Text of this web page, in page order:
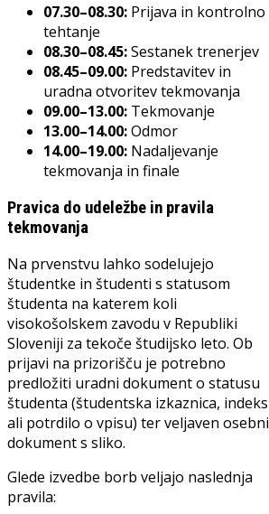
07.30–08.30: Prijava in kontrolno
tehtanje
08.30–08.45:Sestanek trenerjev
08.45–09.00: Predstavitev in
uradna otvoritev tekmovanja
09.00–13.00: Tekmovanje
13.00–14.00:Odmor
14.00–19.00: Nadaljevanje
tekmovanja in finale
Pravica do udeležbe in pravila
tekmovanja
Na prvenstvu lahko sodelujejo
študentke in študenti s statusom
študenta na katerem koli
visokošolskem zavodu v Republiki
Sloveniji za tekoče študijsko leto. Ob
prijavi na prizorišču je potrebno
predložiti uradni dokument o statusu
študenta (študentska izkaznica, indeks
ali potrdilo o vpisu) ter veljaven osebni
dokument s sliko.
Glede izvedbe borb veljajo naslednja
pravila: